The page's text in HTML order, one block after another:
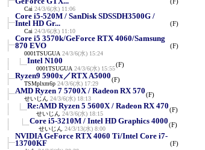
Cai 24/3/6(水) 11:06
Core i5-520M / SanDisk SDSSDH3500G /
Intel HD Gr...
Cai 24/3/6(水) 11:10
(F)
Core i5 3570k/GeForce RTX 4060/Samsung
870 EVO
0001TSUGUA 24/3/6(水) 15:24
(F)
Intel N100
0001TSUGUA 24/3/6(水) 15:55
(F)
Ryzen9 5900x／RTX A5000
TSMplxm6p 24/3/6(水) 17:29
(F)
AMD Ryzen 7 5700X / Radeon RX 570
せいじん 24/3/6(水) 18:13
(F)
Re:AMD Ryzen 5 5600X / Radeon RX 470
せいじん 24/3/6(水) 18:15
(F)
Core i5-3210M / Intel HD Graphics 4000
せいじん 24/3/13(水) 8:00
(F)
NVIDIA GeForce RTX 4060 Ti/Intel Core i7-
13700KF
(F)